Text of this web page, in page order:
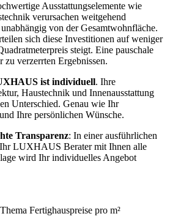
Ausstattungselemente wie
verursachen weitgehend
von der Gesamtwohnfläche.
sich diese Investitionen auf weniger
steigt. Eine pauschale
verzerrten Ergebnissen.
ist individuell. Ihre
Haustechnik und Innenausstattung
Unterschied. Genau wie Ihr
Ihre persönlichen Wünsche.
Transparenz: In einer ausführlichen
LUXHAUS Berater mit Ihnen alle
wird Ihr individuelles Angebot